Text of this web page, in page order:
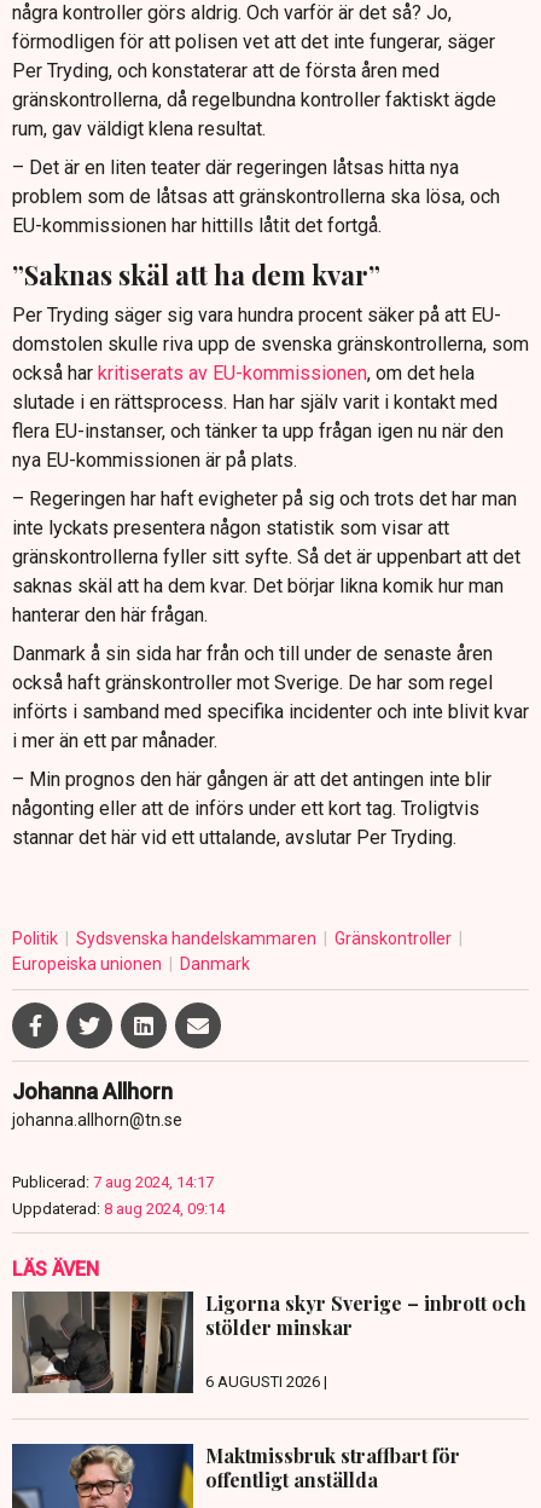
några kontroller görs aldrig. Och varför är det så? Jo,
förmodligen för att polisen vet att det inte fungerar, säger
Per Tryding, och konstaterar att de första åren med
gränskontrollerna, då regelbundna kontroller faktiskt ägde
rum, gav väldigt klena resultat.
– Det är en liten teater där regeringen låtsas hitta nya
problem som de låtsas att gränskontrollerna ska lösa, och
EU-kommissionen har hittills låtit det fortgå.
”Saknas skäl att ha dem kvar”
Per Tryding säger sig vara hundra procent säker på att EU-
domstolen skulle riva upp de svenska gränskontrollerna, som
också har kritiserats av EU-kommissionen, om det hela
slutade i en rättsprocess. Han har själv varit i kontakt med
flera EU-instanser, och tänker ta upp frågan igen nu när den
nya EU-kommissionen är på plats.
– Regeringen har haft evigheter på sig och trots det har man
inte lyckats presentera någon statistik som visar att
gränskontrollerna fyller sitt syfte. Så det är uppenbart att det
saknas skäl att ha dem kvar. Det börjar likna komik hur man
hanterar den här frågan.
Danmark å sin sida har från och till under de senaste åren
också haft gränskontroller mot Sverige. De har som regel
införts i samband med specifika incidenter och inte blivit kvar
i mer än ett par månader.
– Min prognos den här gången är att det antingen inte blir
någonting eller att de införs under ett kort tag. Troligtvis
stannar det här vid ett uttalande, avslutar Per Tryding.
Politik Sydsvenska handelskammaren
Gränskontroller
Europeiska unionen
Danmark
Johanna Allhorn
johanna.allhorn@tn.se
Publicerad: 7 aug 2024, 14:17
Uppdaterad: 8 aug 2024, 09:14
LÄS ÄVEN
Ligorna skyr Sverige – inbrott och
stölder minskar
6 AUGUSTI 2026 |
Maktmissbruk straffbart för
offentligt anställda